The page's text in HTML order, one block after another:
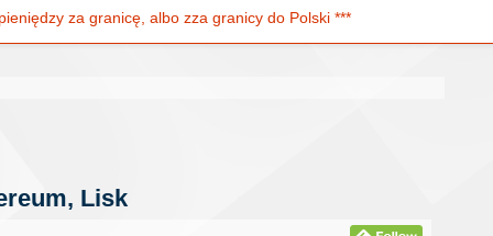
za granicę, albo zza granicy do Polski ***
Lisk